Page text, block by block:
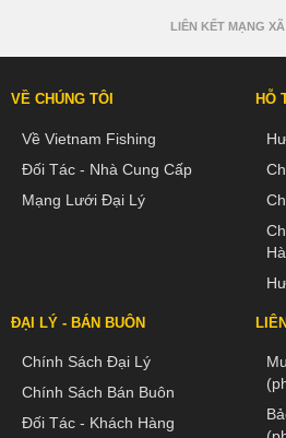
LIÊN KẾT MẠNG
VỀ CHÚNG TÔI
Về Vietnam Fishing
Đối Tác - Nhà Cung Cấp
Mạng Lưới Đại Lý
HỖ
ĐẠI LÝ - BÁN BUÔN
Chính Sách Đại Lý
Chính Sách Bán Buôn
Đối Tác - Khách Hàng